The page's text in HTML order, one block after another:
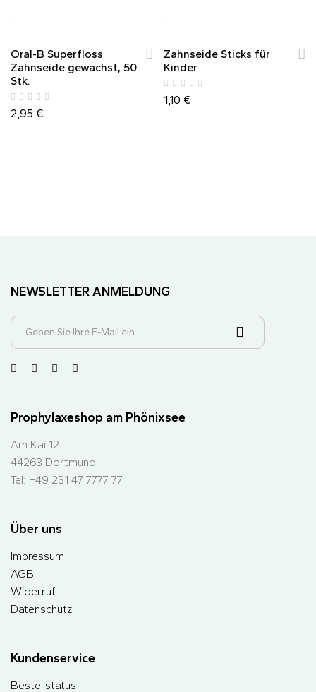
Oral-B Superfloss
Zahnseide gewachst, 50
Stk.
2,95 €
Zahnseide Sticks für
Kinder
1,10 €
NEWSLETTER ANMELDUNG
Prophylaxeshop am Phönixsee
Am Kai 12
44263 Dortmund
Tel: +49 231 47 7777 77
Über uns
Impressum
AGB
Widerruf
Datenschutz
Kundenservice
Bestellstatus